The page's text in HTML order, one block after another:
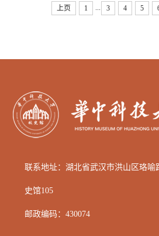
上页 1 3 4 5
联系地址：湖北省武汉市洪山区珞喻
史馆105
邮政编码：430074